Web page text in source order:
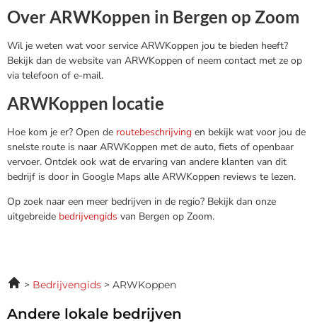
Over ARWKoppen in Bergen op Zoom
Wil je weten wat voor service ARWKoppen jou te bieden heeft?
Bekijk dan de website van ARWKoppen of neem contact met ze op
via telefoon of e-mail.
ARWKoppen locatie
Hoe kom je er? Open de routebeschrijving en bekijk wat voor jou de
snelste route is naar ARWKoppen met de auto, fiets of openbaar
vervoer. Ontdek ook wat de ervaring van andere klanten van dit
bedrijf is door in Google Maps alle ARWKoppen reviews te lezen.
Op zoek naar een meer bedrijven in de regio? Bekijk dan onze
uitgebreide bedrijvengids van Bergen op Zoom.
Bedrijvengids ARWKoppen
Andere lokale bedrijven